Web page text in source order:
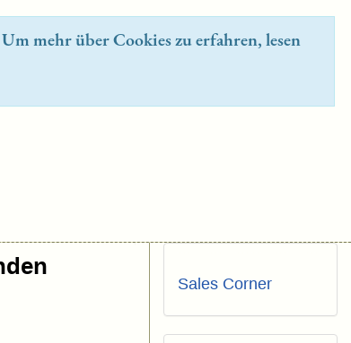
mehr über Cookies zu erfahren, lesen
Sales Corner